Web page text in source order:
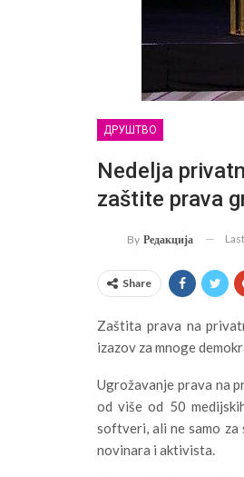
ДРУШТВО
Nedelja
zaštite prava
By Редакција
Share
Zaštita prava na
izazov za mnoge
Ugrožavanje prava na
od više od 50
softveri, ali ne samo za
novinara i aktivista.